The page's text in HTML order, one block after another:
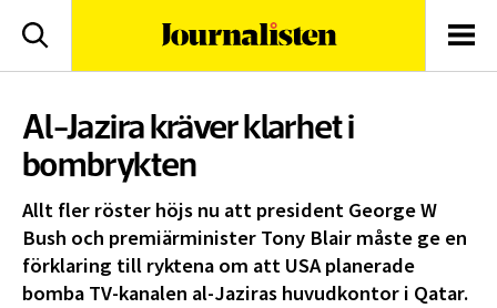
Sök
Al-Jazira kräver klarhet i
bombrykten
Allt fler röster höjs nu att president George W
Bush och premiärminister Tony Blair måste ge en
förklaring till ryktena om att USA planerade
bomba TV-kanalen al-Jaziras huvudkontor i Qatar.